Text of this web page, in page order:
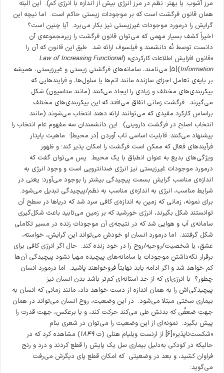
مرز آشوب. یا بهتر: نظم در مرز انرژی بیش از اندازه با انرژی کم). این البته
همان قانون فرگشت است که بر موجودات زیستی حاکم است. اما نیچه این
گرایش را درمورد موجودات غیرزیستی نیز بکار می‌برد. آیا چنین است؟
اخیراً کشف بسیار مهمی که می‌توان قانون فرگشت را زیرمجموعه‌ی آن
دانست توسط نُه دانشمند و فیلسوف ارائه شد. طبق این قانون که آن را
«قانون افزایش اطلاعات کارکردی» (Law of Increasing Functional
Information
)[۵] می‌نامند، سامانه‌های فرگشتیِ زیستی و غیرزیستی، همیشه
بر پایه‌ی تعامل اجزای سازنده مانند اتم‌ها یا سلول‌ها، و فرایندهایی که
پیکربندی‌های مختلف و زیادی را ایجاد می‌کنند (مانند متاسیون) شکل
می‌گیرند. فرگشت زمانی اتفاق می‌افتد که این پیکربندی‌های مختلف
براساس کارکرد مفیدی که می‌توانند ارائه دهند انتخاب می‌شوند (مانند
انتخاب اصلح در فرگشت داروینی). این دانشمندان سه مفهوم عام انتخاب را
پیشنهاد می‌کنند: قابلیت اساسی تاب آوردن [در محیط]؛ ماهیت پایدار
فرآیندهای فعال که ممکن است فرگشت را امکان پذیر کند؛ و ظهور
ویژگی‌های بدیع به عنوان انطباق با یک محیط. پس می‌توان گفت که
درمورد موجودات غیرزیستی نیز انرژی ضدانتروپی است و وجود انرژی به
اندازه‌ی مناسب گرایش بسمت پیچیدگی بیشتر را بوجود می‌آورد؛ یعنی در
شرایط مناسب، انرژی به اندازه‌ی مناسب به نظم/پیچیدگی تبدیل می‌شود.
برای نمونه، زمانی که زمین به اندازه‌ی کافی سرد شد که دریاها در سطح آن
توانستند شکل بگیرند، انرژی خورشید که بر زمین می‌تابید باعث شکل‌گیری
سامانه‌ی آب و هوایی شد که در نتیجه‌ی آن موجودات زنده در مسیر تکاملی
شکل گرفتند. اما درمورد انسان او خودش می‌تواند این گرایش، خواسته،
عشق، یا شخصیت/روحیه/روح را در خود زنده کند. حال اگر انرژی کافی برای
برقرار نگه‌داشتن موجودات یا سامانه‌های پیچیده مهیا نشود پیچیدگی آن‌ها
کم خواهد شد و اگر ادامه یابد نهایتاً فروخواهند پاشید. اما درمورد انسان
چطور؟ با انرژی‌ای که از حد آستانه‌ای کم‌تر باشد بدن انسان نیز
پیچیدگی‌اش را به همان اندازه از دست خواهد داد، مانند زمانی که انسان به
بیماری سختی مبتلا می‌شود. در این وضعیت، روح انسان می‌تواند در همان
جهتِ ضعفْی که بدنش طی می‌کند حرکت کند، و یا برعکس، جهت قدرت را
پیش بگیرد. نمونه‌ای از این وضعیت را می‌توان در شعری بنام
«شکست‌ناپذیر»[۶] از ارنست ویلیام هنلی (ت
۱۸۴۹) مشاهده کرد که در
حالیکه در کودکی به‌دلیل بیماری سل یک پایش را قطع کردند و درد و رنج
فراوان کشید، و بعد در وضعیتی که امکان قطع پای دیگرش می‌رفت
می‌گوید: